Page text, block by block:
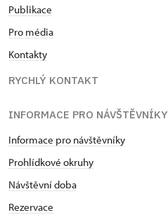
Publikace
Pro média
Kontakty
RYCHLÝ KONTAKT
INFORMACE PRO NÁVŠTĚVNÍKY
Informace pro návštěvníky
Prohlídkové okruhy
Návštěvní doba
Rezervace